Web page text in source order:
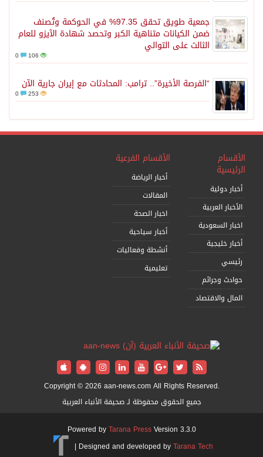
جمعية طويق تحقق 97.35% في الحوكمة وتُصنف
ضمن الكيانات متناهية الكبر وتحصد شهادة الآيزو للعام
الثالث على التوالي
106
“الفرصة الأخيرة”.. ترامب: المحادثات مع إيران جارية الآن
253
الأقسام
الرئيسية
أخبار دولية
الأخبار العربية
اخبار السعودية
أخبار خليجية
رئيسي
حوادث وجرائم
المال والاقتصاد
الأقسام الفرعية
أخبار الرياضة
المقالات
اخبار الصحة
أخبار سياحية
أنشطة وفعاليات
تعليمية
Copyright © 2026 aan-news.com All Rights Reserved.
جميع الحقوق محفوظة لـ صحيفة الأنباء العربية
Powered byTarana PressVersion 3.3.0
Designed and developed byTarana Tech
|